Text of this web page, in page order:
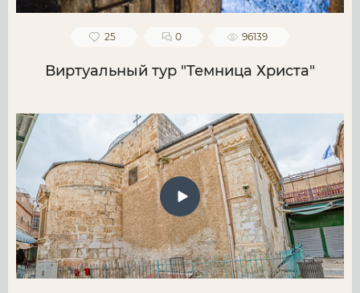
25 0 96139
Виртуальный тур "Темница Христа"